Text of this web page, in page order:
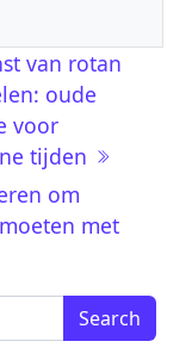
van rotan
oude
voor
tijden
om
met